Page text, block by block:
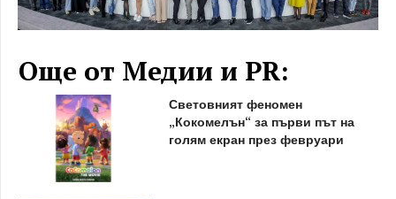
Още от Медии и PR:
Световният феномен
„Кокомелън“ за първи път на
голям екран през февруари